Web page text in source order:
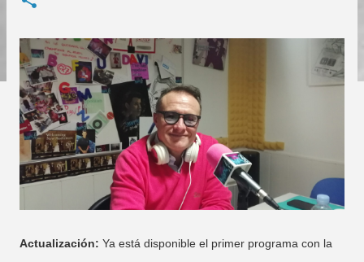
Actualización: Ya está disponible el primer programa con la